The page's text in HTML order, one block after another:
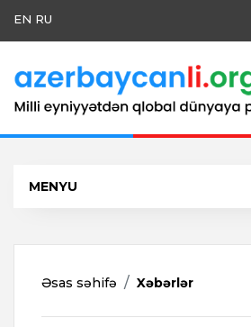
EN RU
MENYU
Əsas səhifə Xəbərlər